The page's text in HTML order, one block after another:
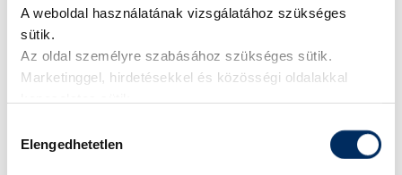
A weboldal használatának vizsgálatához szükséges
sütik.
Az oldal személyre szabásához szükséges sütik.
Marketinggel, hirdetésekkel és közösségi oldalakkal
kiválasztása
Elengedhetetlen
HYUNDAI
I20 1.0 T-GDI TREND
Első üzembehelyezés
2026